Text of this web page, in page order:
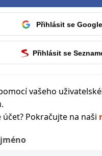
Přihlásit se
Přihlásit se
vašeho
účet? Pokračujte na naši